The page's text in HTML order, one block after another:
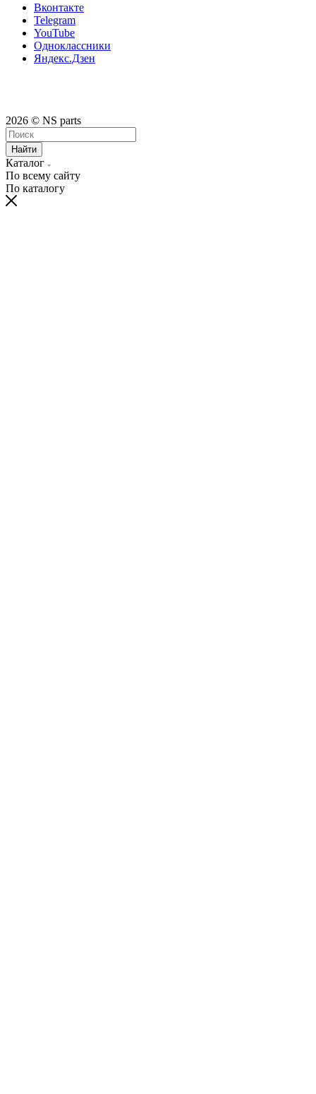
Вконтакте
Telegram
YouTube
Одноклассники
Яндекс.Дзен
2026 © NS parts
Найти
Каталог
По всему сайту
По каталогу